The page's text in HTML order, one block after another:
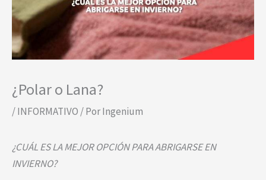
¿Polar o Lana?
/INFORMATIVO / PorIngenium
¿CUÁL ES LA MEJOR OPCIÓN PARA ABRIGARSE EN
INVIERNO?